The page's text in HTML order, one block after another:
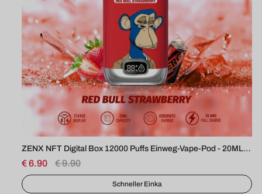
ZENX NFT 15000 Puffs Einweg-Vape - 22ML(Nic 2%)
€ 8.90 € 12.90
Schneller Einka